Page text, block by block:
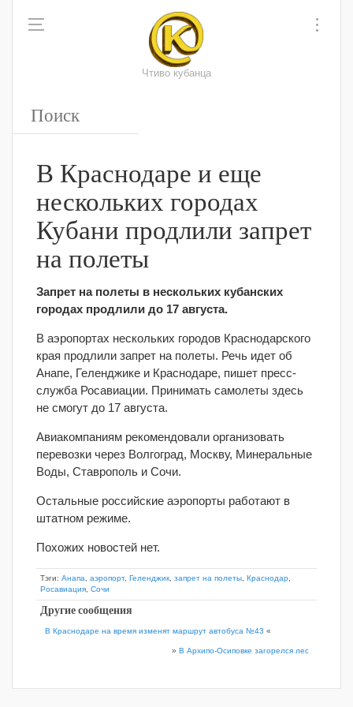
Чтиво кубанца
В Краснодаре и еще
нескольких городах
Кубани продлили запрет
на полеты
Запрет на полеты в нескольких кубанских
городах продлили до 17 августа.
В аэропортах нескольких городов Краснодарского
края продлили запрет на полеты. Речь идет об
Анапе, Геленджике и Краснодаре, пишет пресс-
служба Росавиации. Принимать самолеты здесь
не смогут до 17 августа.
Авиакомпаниям рекомендовали организовать
перевозки через Волгоград, Москву, Минеральные
Воды, Ставрополь и Сочи.
Остальные российские аэропорты работают в
штатном режиме.
Похожих новостей нет.
Тэги: Анапа аэропорт, Геленджик запрет на полеты Краснодар
Росавиация Сочи
Другие сообщения
В Краснодаре на время изменят маршрут автобуса №43 «
» В Архипо-Осиповке загорелся лес